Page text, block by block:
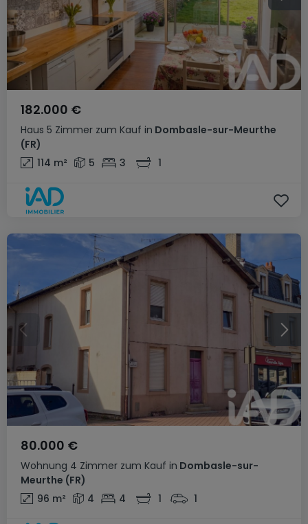
Haus 5 Zimmer zum Kauf in Dombasle-sur-Meurthe
(FR)
182.000 €
114 m² 5 3 1
Wohnung 4 Zimmer zum Kauf in Dombasle-sur-
Meurthe (FR)
80.000 €
96 m² 4 4 1 1